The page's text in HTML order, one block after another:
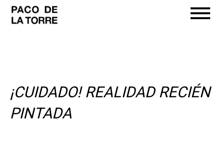
¡CUIDADO! REALIDAD RECIÉN
PINTADA